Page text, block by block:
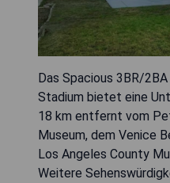
Das Spacious 3BR/
Stadium bietet eine
18 km entfernt vom
Museum, dem Venice
Los Angeles County
Weitere